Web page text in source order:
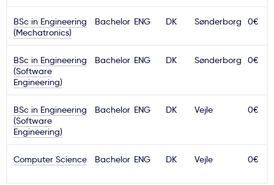
BSc in Engineering
(Mechatronics)
Bachelor ENG DK Sønderborg 0€
BSc in Engineering
(Software
Engineering)
Bachelor ENG DK Sønderborg 0€
BSc in Engineering
(Software
Engineering)
Bachelor ENG DK Vejle 0€
Computer Science Bachelor ENG DK Vejle 0€